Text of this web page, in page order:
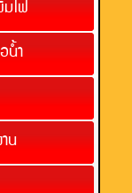
มไฟ
น้ำ
น